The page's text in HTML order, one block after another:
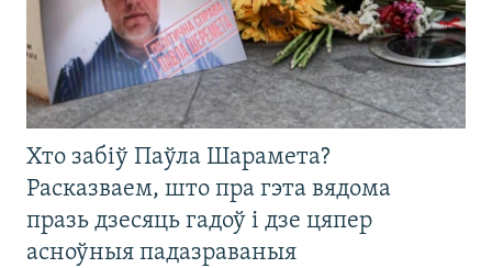
Хто забіў Паўла Шарамета?
Расказваем, што пра гэта вядома
празь дзесяць гадоў і дзе цяпер
асноўныя падазраваныя